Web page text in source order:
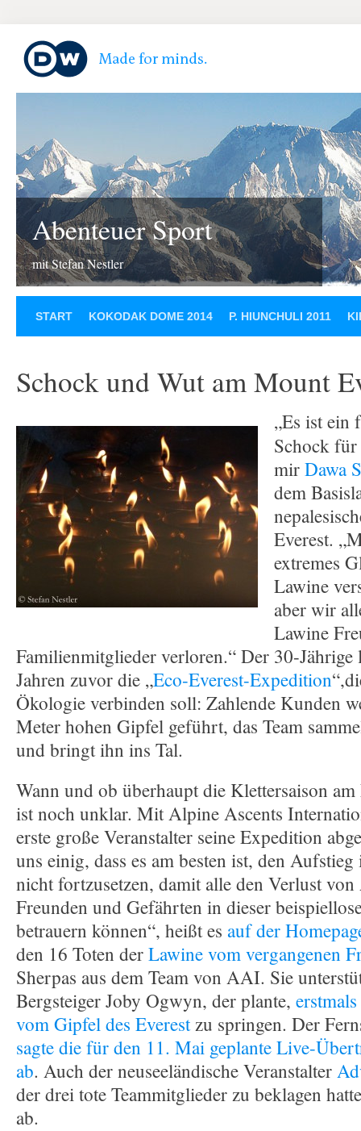
Abenteuer Sport
mit Stefan Nestler
START KOKODAK DOME 2014 P. HIUNCHULI 2011
Schock und Wut am Mount
„Es ist ein
Schock für
mirDawa
dem
Everest.
extremes
Lawine
aber wir
Lawine
Familienmitglieder verloren.“ Der 30-Jährige
Jahren zuvor die „Eco-Everest-Expedition
Ökologie verbinden soll: Zahlende Kunden
Meter hohen Gipfel geführt, das Team
und bringt ihn ins Tal.
Wann und ob überhaupt die Klettersaison am
ist noch unklar. Mit Alpine Ascents
erste große Veranstalter seine Expedition
uns einig, dass es am besten ist, den
nicht fortzusetzen, damit alle den Verlust
Freunden und Gefährten in dieser
betrauern können“, heißt es auf der
den 16 Toten derLawine vom vergangenen
Sherpas aus dem Team von AAI. Sie
Bergsteiger Joby Ogwyn, der plante,
vom Gipfel des Everestzu springen. Der
sagte die für den 11. Mai geplante Live-
ab. Auch der neuseeländische Veranstalter
der drei tote Teammitglieder zu beklagen
ab.